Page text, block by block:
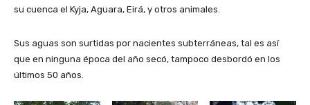
su cuenca el Kyja, Aguara, Eirá, y otros animales.
Sus aguas son surtidas por nacientes subterráneas, tal es así
que en ninguna época del año secó, tampoco desbordó en los
últimos 50 años.